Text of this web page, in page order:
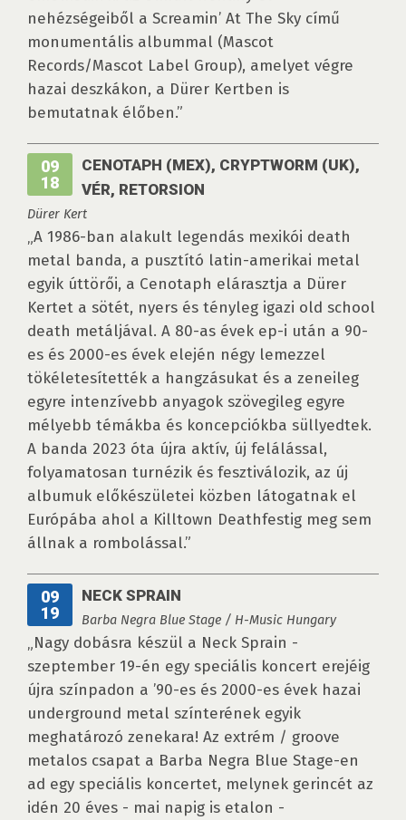
nehézségeiből a Screamin’ At The Sky című
monumentális albummal (Mascot
Records/Mascot Label Group), amelyet végre
hazai deszkákon, a Dürer Kertben is
bemutatnak élőben.”
09
18
CENOTAPH (MEX), CRYPTWORM (UK),
VÉR, RETORSION
Dürer Kert
„A 1986-ban alakult legendás mexikói death
metal banda, a pusztító latin-amerikai metal
egyik úttörői, a Cenotaph elárasztja a Dürer
Kertet a sötét, nyers és tényleg igazi old school
death metáljával. A 80-as évek ep-i után a 90-
es és 2000-es évek elején négy lemezzel
tökéletesítették a hangzásukat és a zeneileg
egyre intenzívebb anyagok szövegileg egyre
mélyebb témákba és koncepciókba süllyedtek.
A banda 2023 óta újra aktív, új felálással,
folyamatosan turnézik és fesztiválozik, az új
albumuk előkészületei közben látogatnak el
Európába ahol a Killtown Deathfestig meg sem
állnak a rombolással.”
09
19
NECK SPRAIN
Barba Negra Blue Stage / H-Music Hungary
„Nagy dobásra készül a Neck Sprain -
szeptember 19-én egy speciális koncert erejéig
újra színpadon a ’90-es és 2000-es évek hazai
underground metal színterének egyik
meghatározó zenekara! Az extrém / groove
metalos csapat a Barba Negra Blue Stage-en
ad egy speciális koncertet, melynek gerincét az
idén 20 éves - mai napig is etalon -